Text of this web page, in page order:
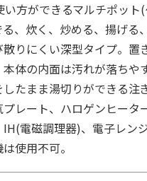
い方ができるマルチポット
、炊く、炒める、揚げる
りにくい深型タイプ。置
体の内面は汚れが落ちや
たまま湯切りができる注
レート、ハロゲンヒータ
電磁調理器)、電子レン
使用不可。